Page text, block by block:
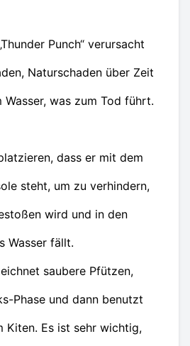
Punch“ verursacht
Naturschaden über Zeit
Wasser, was zum Tod führt.
dass er mit dem
steht, um zu verhindern,
wird und in den
Wasser fällt.
saubere Pfützen,
Phase und dann benutzt
Kiten. Es ist sehr wichtig,